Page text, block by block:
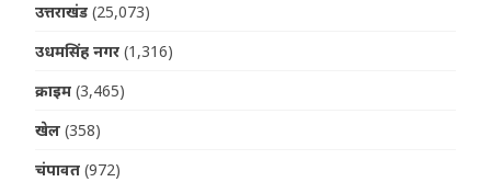
उत्तराखंड (25,073)
उधमसिंह नगर (1,316)
क्राइम (3,465)
खेल (358)
चंपावत (972)